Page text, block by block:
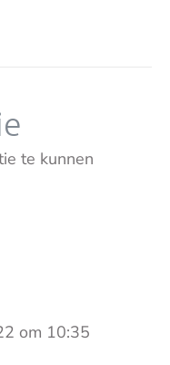
te kunnen
om 10:35